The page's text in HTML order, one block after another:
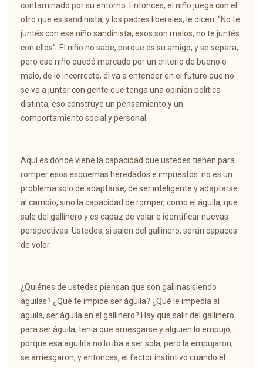
contaminado por su entorno. Entonces, el niño juega con el
otro que es sandinista, y los padres liberales, le dicen: “No te
juntés con ese niño sandinista, esos son malos, no te juntés
con ellos”. El niño no sabe, porque es su amigo, y se separa,
pero ese niño quedó marcado por un criterio de bueno o
malo, de lo incorrecto, él va a entender en el futuro que no
se va a juntar con gente que tenga una opinión política
distinta, eso construye un pensamiento y un
comportamiento social y personal.
Aquí es donde viene la capacidad que ustedes tienen para
romper esos esquemas heredados e impuestos: no es un
problema solo de adaptarse, de ser inteligente y adaptarse
al cambio, sino la capacidad de romper, como el águila, que
sale del gallinero y es capaz de volar e identificar nuevas
perspectivas. Ustedes, si salen del gallinero, serán capaces
de volar.
¿Quiénes de ustedes piensan que son gallinas siendo
águilas? ¿Qué te impide ser águila? ¿Qué le impedía al
águila, ser águila en el gallinero? Hay que salir del gallinero
para ser águila, tenía que arriesgarse y alguien lo empujó,
porque esa aguilita no lo iba a ser sola, pero la empujaron,
se arriesgaron, y entonces, el factor instintivo cuando el